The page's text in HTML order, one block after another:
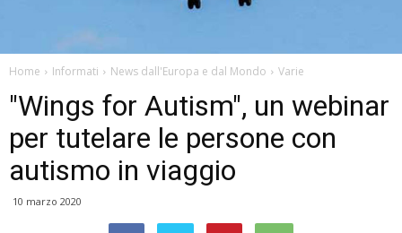
Home Informati News dall'Europa e dal Mondo Varie
"Wings for Autism", un webinar
per tutelare le persone con
autismo in viaggio
10 marzo 2020